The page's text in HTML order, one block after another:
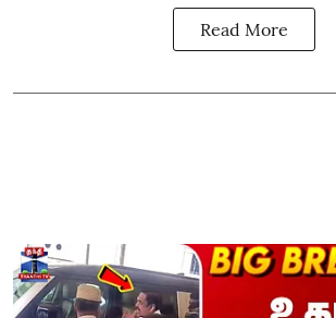
Read More